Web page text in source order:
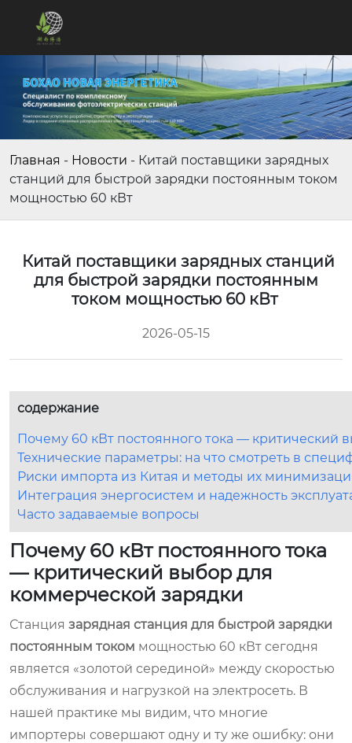
Главная - Новости - Китай поставщики зарядных
станций для быстрой зарядки постоянным током
мощностью 60 кВт
Китай поставщики зарядных станций
для быстрой зарядки постоянным
током мощностью 60 кВт
2026-05-15
содержание
Почему 60 кВт постоянного тока — критический
Технические параметры: на что смотреть в
Риски импорта из Китая и методы их
Интеграция энергосистем и надежность
Часто задаваемые вопросы
Почему 60 кВт постоянного тока
— критический выбор для
коммерческой зарядки
Станция зарядная станция для быстрой зарядки
постоянным током мощностью 60 кВт сегодня
является «золотой серединой» между скоростью
обслуживания и нагрузкой на электросеть. В
нашей практике мы видим, что многие
импортеры совершают одну и ту же ошибку: они